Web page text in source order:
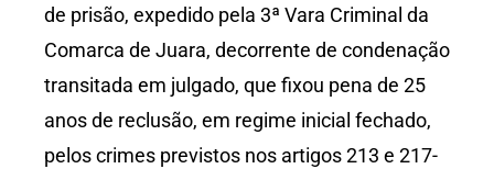
de prisão, expedido pela 3ª Vara Criminal da
Comarca de Juara, decorrente de condenação
transitada em julgado, que fixou pena de 25
anos de reclusão, em regime inicial fechado,
pelos crimes previstos nos artigos 213 e 217-